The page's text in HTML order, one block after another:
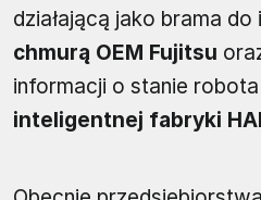
działającą jako brama
chmurą OEM Fujitsu
informacji o stanie
inteligentnej fabryki